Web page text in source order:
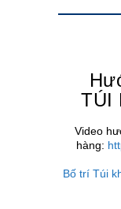
TÚI
Video
hàng:
Bố trí Túi